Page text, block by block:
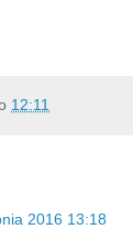
12:11
2016 13:18